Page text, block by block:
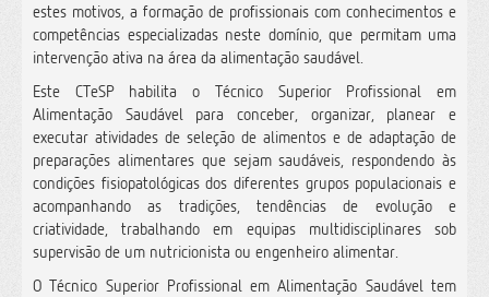
estes motivos, a formação de profissionais com conhecimentos e
competências especializadas neste domínio, que permitam uma
intervenção ativa na área da alimentação saudável.
Este CTeSP habilita o Técnico Superior Profissional em
Alimentação Saudável para conceber, organizar, planear e
executar atividades de seleção de alimentos e de adaptação de
preparações alimentares que sejam saudáveis, respondendo às
condições fisiopatológicas dos diferentes grupos populacionais e
acompanhando as tradições, tendências de evolução e
criatividade, trabalhando em equipas multidisciplinares sob
supervisão de um nutricionista ou engenheiro alimentar.
O Técnico Superior Profissional em Alimentação Saudável tem